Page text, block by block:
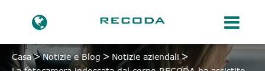
Casa Notizie e Blog
Notizie aziendali